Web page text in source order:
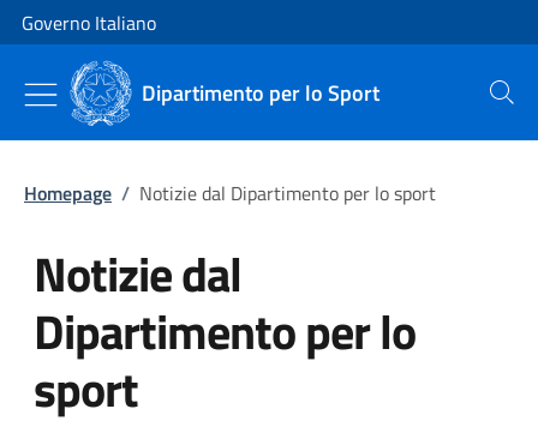
Vai al contenuto
Vai alla navigazione del sito
Governo Italiano
Dipartimento per lo Sport Cerca
Homepage / Notizie dal Dipartimento per lo sport
Notizie dal
Dipartimento per lo
sport